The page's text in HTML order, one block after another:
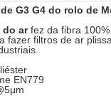
G3 G4 do rolo de
do arfez da fibra
fazer filtros de ar
EN779